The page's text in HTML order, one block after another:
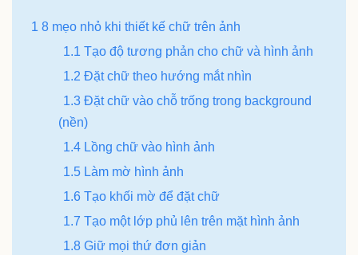
1 8 mẹo nhỏ khi thiết kế chữ trên ảnh
1.1 Tạo độ tương phản cho chữ và hình ảnh
1.2 Đặt chữ theo hướng mắt nhìn
1.3 Đặt chữ vào chỗ trống trong background
(nền)
1.4 Lồng chữ vào hình ảnh
1.5 Làm mờ hình ảnh
1.6 Tạo khối mờ để đặt chữ
1.7 Tạo một lớp phủ lên trên mặt hình ảnh
1.8 Giữ mọi thứ đơn giản